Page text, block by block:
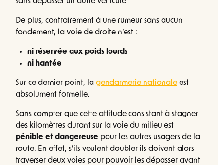
De plus, contrairement à une rumeur sans aucun
fondement, la voie de droite n’est :
ni réservée aux poids lourds
ni hantée
Sur ce dernier point, la gendarmerie nationale est
absolument formelle.
Sans compter que cette attitude consistant à stagner
des kilomètres durant sur la voie du milieu est
pénible et dangereuse pour les autres usagers de la
route. En effet, s’ils veulent doubler ils doivent alors
traverser deux voies pour pouvoir les dépasser avant